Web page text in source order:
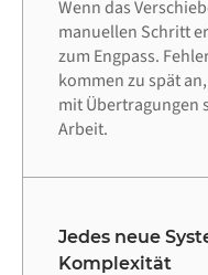
Wenn das
manuellen Schritt
zum Engpass.
kommen zu spät
mit Übertragungen
Arbeit.
Jedes neue
Komplexität